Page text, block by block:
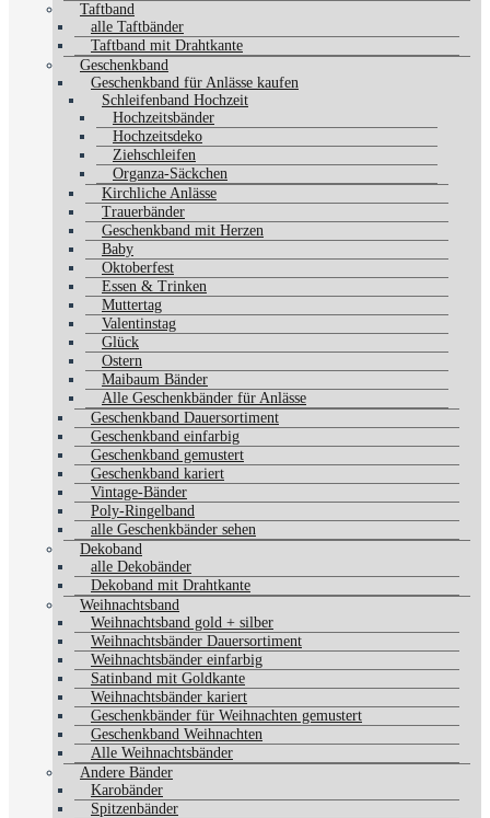
Taftband
alle Taftbänder
Taftband mit Drahtkante
Geschenkband
Geschenkband für Anlässe kaufen
Schleifenband Hochzeit
Hochzeitsbänder
Hochzeitsdeko
Ziehschleifen
Organza-Säckchen
Kirchliche Anlässe
Trauerbänder
Geschenkband mit Herzen
Baby
Oktoberfest
Essen & Trinken
Muttertag
Valentinstag
Glück
Ostern
Maibaum Bänder
Alle Geschenkbänder für Anlässe
Geschenkband Dauersortiment
Geschenkband einfarbig
Geschenkband gemustert
Geschenkband kariert
Vintage-Bänder
Poly-Ringelband
alle Geschenkbänder sehen
Dekoband
alle Dekobänder
Dekoband mit Drahtkante
Weihnachtsband
Weihnachtsband gold + silber
Weihnachtsbänder Dauersortiment
Weihnachtsbänder einfarbig
Satinband mit Goldkante
Weihnachtsbänder kariert
Geschenkbänder für Weihnachten gemustert
Geschenkband Weihnachten
Alle Weihnachtsbänder
Andere Bänder
Karobänder
Spitzenbänder